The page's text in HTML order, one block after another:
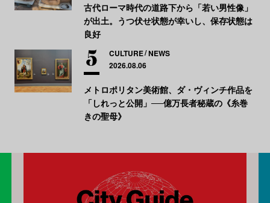
古代ローマ時代の道路下から「若い男性像」
が出土。うつ伏せ状態が幸いし、保存状態は
良好
CULTURE NEWS
2026.08.06
メトロポリタン美術館、ダ・ヴィンチ作品を
「しれっと公開」──億万長者秘蔵の《糸巻
きの聖母》